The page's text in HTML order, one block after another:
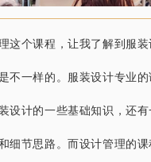
这个课程，让我了解到服
不一样的。 服装设计专业
设计的一些基础知识，还
细节思路。而设计管理的